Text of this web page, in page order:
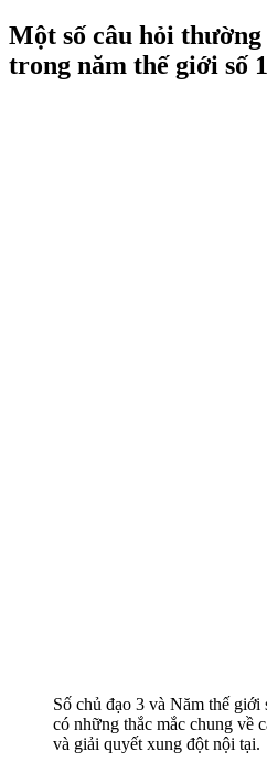
Một số câu hỏi thường
trong năm thế giới số 1
Số chủ đạo 3 và Năm thế
có những thắc mắc chung về
và giải quyết xung đột nội tại.